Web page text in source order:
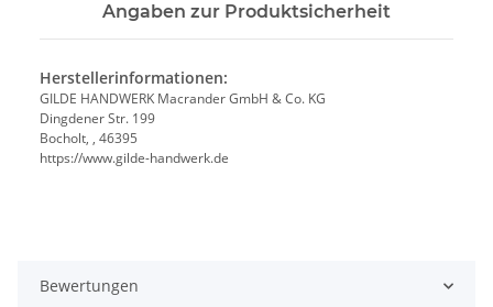
Angaben zur Produktsicherheit
Herstellerinformationen:
GILDE HANDWERK Macrander GmbH & Co. KG
Dingdener Str. 199
Bocholt, , 46395
https://www.gilde-handwerk.de
Bewertungen